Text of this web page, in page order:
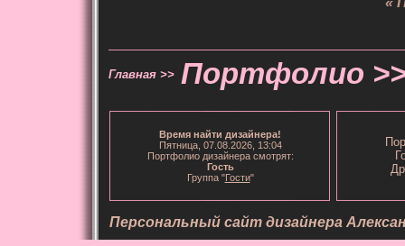
Главная >> Портфолио
Время найти дизайнера!
Пятница, 07.08.2026, 13:04
Портфолио дизайнера смотрят:
Гость
Группа "Гости"
Персональный сайт дизайнера